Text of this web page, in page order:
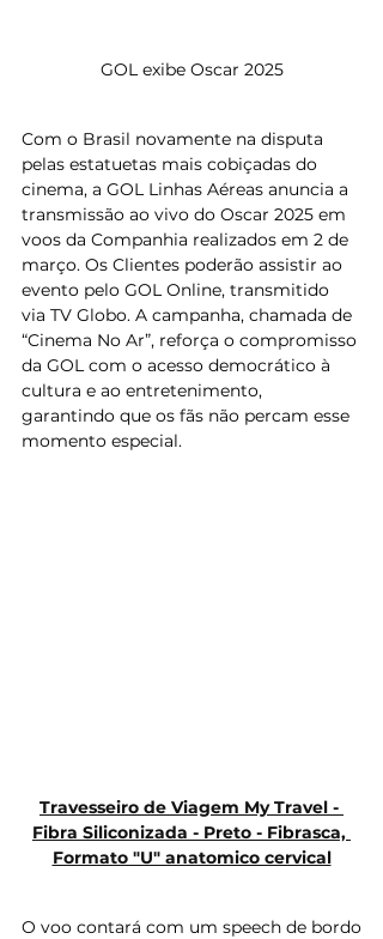
GOL exibe Oscar 2025
Com o Brasil novamente na disputa
pelas estatuetas mais cobiçadas do
cinema, a GOL Linhas Aéreas anuncia a
transmissão ao vivo do Oscar 2025 em
voos da Companhia realizados em 2 de
março. Os Clientes poderão assistir ao
evento pelo GOL Online, transmitido
via TV Globo. A campanha, chamada de
“Cinema No Ar”, reforça o compromisso
da GOL com o acesso democrático à
cultura e ao entretenimento,
garantindo que os fãs não percam esse
momento especial.
Travesseiro de Viagem My Travel -
Fibra Siliconizada - Preto - Fibrasca,
Formato "U" anatomico cervical
O voo contará com um speech de bordo